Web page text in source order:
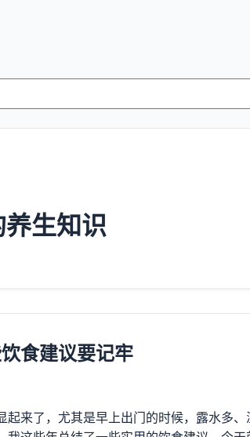
养生知识
食建议要记牢
来了，尤其是早上出门的时候，露水多、